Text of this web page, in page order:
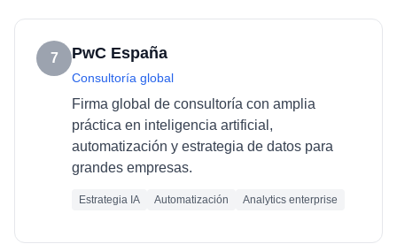
7 PwC España
Consultoría global
Firma global de consultoría con amplia
práctica en inteligencia artificial,
automatización y estrategia de datos para
grandes empresas.
Estrategia IA Automatización Analytics enterprise